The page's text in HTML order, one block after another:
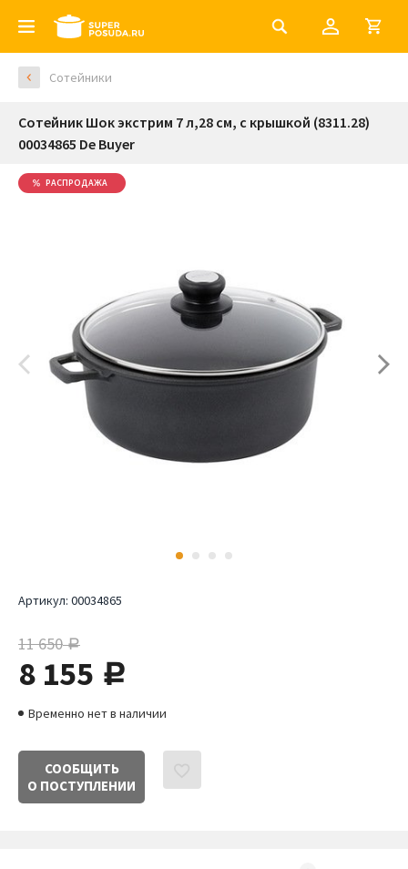
Сотейники
Сотейник Шок экстрим 7 л,28 см, с крышкой (8311.28)
00034865 De Buyer
РАСПРОДАЖА
Артикул: 00034865
11 650руб.
8 155 руб.
Временно нет в наличии
СООБЩИТЬ
О ПОСТУПЛЕНИИ